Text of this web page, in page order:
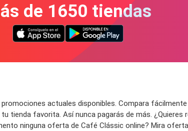
de 1650 tiendas
actuales disponibles. Compara
tienda favorita. Así nunca pagarás de más.
ninguna oferta de Café Clássic online? Mira